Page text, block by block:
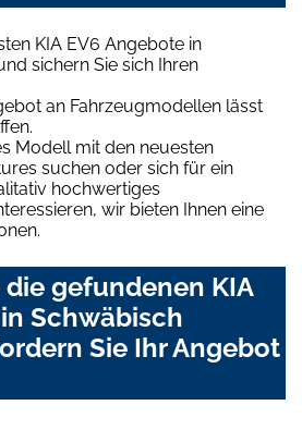
KIA EV6 Angebote in
sichern Sie sich Ihren
an Fahrzeugmodellen lässt
Modell mit den neuesten
suchen oder sich für ein
hochwertiges
wir bieten Ihnen eine
die gefundenen KIA
Schwäbisch
Sie Ihr Angebot